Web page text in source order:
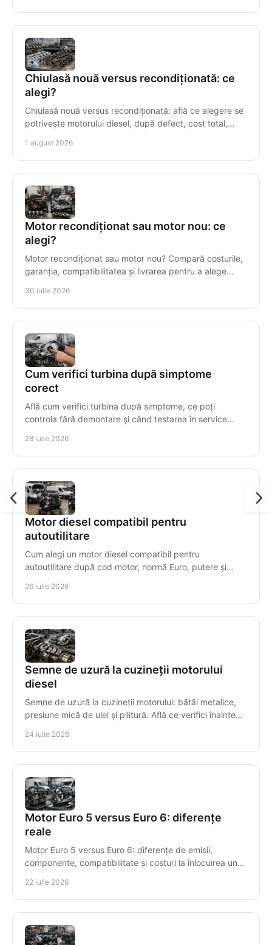
Chiulasă nouă versus recondiționată: ce
alegi?
Chiulasă nouă versus recondiționată: află ce alegere se
potrivește motorului diesel, după defect, cost total,
1 august 2026
Motor recondiționat sau motor nou: ce
alegi?
Motor recondiționat sau motor nou? Compară costurile,
garanția, compatibilitatea și livrarea pentru a alege
30 iulie 2026
Cum verifici turbina după simptome
corect
Află cum verifici turbina după simptome, ce poți
controla fără demontare și când testarea în service
28 iulie 2026
Motor diesel compatibil pentru
autoutilitare
Cum alegi un motor diesel compatibil pentru
autoutilitare după cod motor, normă Euro, putere și
staționare.
26 iulie 2026
Semne de uzură la cuzineții motorului
diesel
Semne de uzură la cuzineții motorului: bătăi metalice,
presiune mică de ulei și pilitură. Află ce verifici înainte
24 iulie 2026
Motor Euro 5 versus Euro 6: diferențe
reale
Motor Euro 5 versus Euro 6: diferențe de emisii,
componente, compatibilitate și costuri la înlocuirea unui
22 iulie 2026